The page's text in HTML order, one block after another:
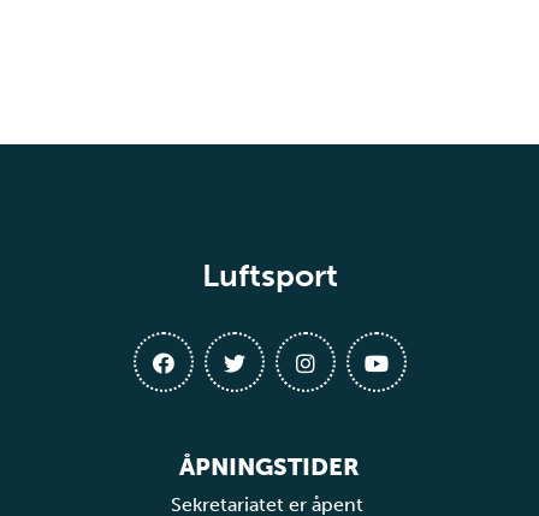
Luftsport
ÅPNINGSTIDER
Sekretariatet er åpent